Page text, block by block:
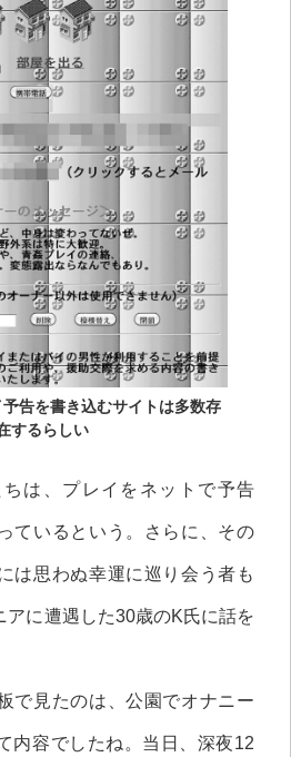
告を書き込むサイトは多数存
するらしい
は、プレイをネットで予告
ているという。さらに、その
は思わぬ幸運に巡り会う者も
アに遭遇した30歳のK氏に話を
で見たのは、公園でオナニー
内容でしたね。当日、深夜12